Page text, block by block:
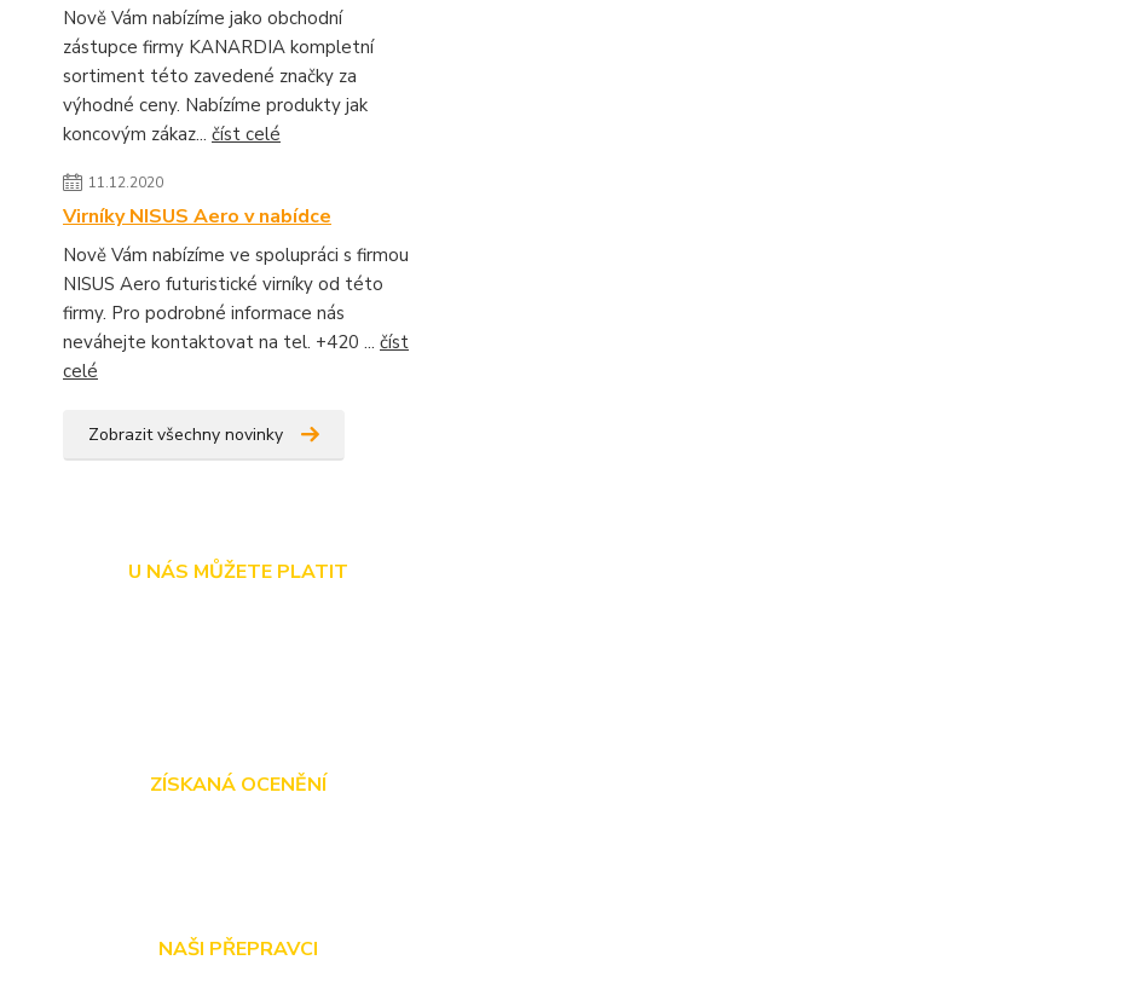
Nově Vám nabízíme jako obchodní
zástupce firmy KANARDIA kompletní
sortiment této zavedené značky za
výhodné ceny. Nabízíme produkty jak
koncovým zákaz... číst celé
11.12.2020
Virníky NISUS Aero v nabídce
Nově Vám nabízíme ve spolupráci s firmou
NISUS Aero futuristické virníky od této
firmy. Pro podrobné informace nás
neváhejte kontaktovat na tel. +420 ... číst
celé
Zobrazit všechny novinky
U NÁS MŮŽETE PLATIT
ZÍSKANÁ OCENĚNÍ
NAŠI PŘEPRAVCI